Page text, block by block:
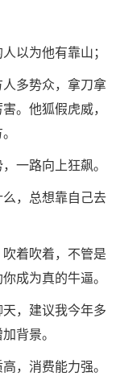
以为他有靠山；
多势众，拿刀拿
。他狐假虎威，
一路向上狂飙。
，总想靠自己去
着吹着，不管是
成为真的牛逼。
，建议我今年多
背景。
，消费能力强。